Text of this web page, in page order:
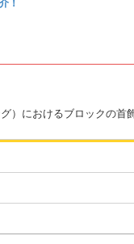
）におけるブロックの首